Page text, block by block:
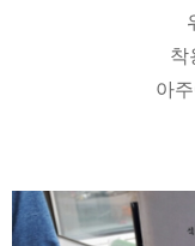
착
아